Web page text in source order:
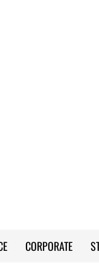
CORPORATE